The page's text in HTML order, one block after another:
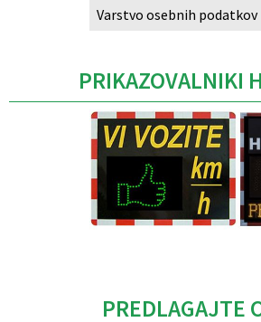
Varstvo osebnih podatkov
PRIKAZOVALNIKI
PREDLAGAJTE